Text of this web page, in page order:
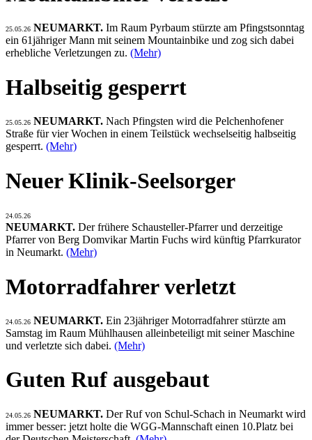
25.05.26 NEUMARKT. Im Raum Pyrbaum stürzte am Pfingstsonntag
ein 61jähriger Mann mit seinem Mountainbike und zog sich dabei
erhebliche Verletzungen zu. (Mehr)
Halbseitig gesperrt
25.05.26 NEUMARKT. Nach Pfingsten wird die Pelchenhofener
Straße für vier Wochen in einem Teilstück wechselseitig halbseitig
gesperrt. (Mehr)
Neuer Klinik-Seelsorger
24.05.26
NEUMARKT. Der frühere Schausteller-Pfarrer und derzeitige
Pfarrer von Berg Domvikar Martin Fuchs wird künftig Pfarrkurator
in Neumarkt. (Mehr)
Motorradfahrer verletzt
24.05.26 NEUMARKT. Ein 23jähriger Motorradfahrer stürzte am
Samstag im Raum Mühlhausen alleinbeteiligt mit seiner Maschine
und verletzte sich dabei. (Mehr)
Guten Ruf ausgebaut
24.05.26 NEUMARKT. Der Ruf von Schul-Schach in Neumarkt wird
immer besser: jetzt holte die WGG-Mannschaft einen 10.Platz bei